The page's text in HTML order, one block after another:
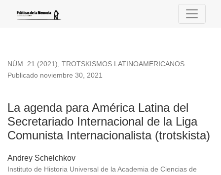
La agenda para América Latina del Secretariado
NÚM. 21 (2021), TROTSKISMOS LATINOAMERICANOS
La agenda para América Latina del
Secretariado Internacional de la Liga
Comunista Internacionalista (trotskista)
Publicado noviembre 30, 2021
Andrey Schelchkov
Instituto de Historia Universal de la Academia de Ciencias de